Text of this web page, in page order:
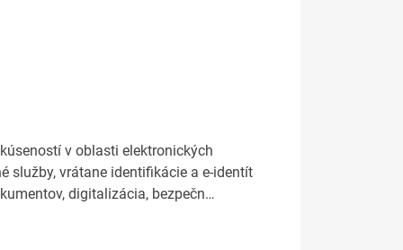
v oblasti elektronických
služby, vrátane identifikácie a e-identít
digitalizácia, bezpečn…